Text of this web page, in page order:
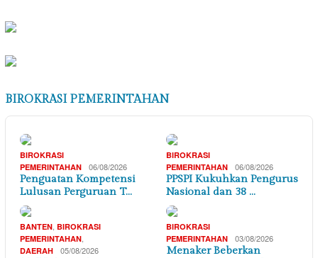
BIROKRASI PEMERINTAHAN
BIROKRASI
PEMERINTAHAN
06/08/2026
Penguatan Kompetensi
Lulusan Perguruan T…
BIROKRASI
PEMERINTAHAN
06/08/2026
PPSPI Kukuhkan Pengurus
Nasional dan 38 …
BANTEN BIROKRASI
PEMERINTAHAN
DAERAH 05/08/2026
BIROKRASI
PEMERINTAHAN
03/08/2026
Menaker Beberkan